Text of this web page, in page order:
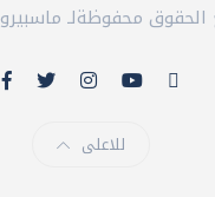
جميع الحقوق محفوظةلـ ماسبيرو
للاعلى